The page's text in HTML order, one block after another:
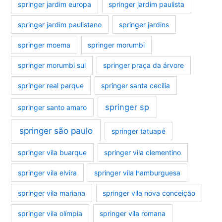
springer jardim europa springer jardim paulista
springer jardim paulistano springer jardins
springer moema springer morumbi
springer morumbi sul springer praça da árvore
springer real parque springer santa cecília
springer santo amaro springer sp
springer são paulo springer tatuapé
springer vila buarque springer vila clementino
springer vila elvira springer vila hamburguesa
springer vila mariana springer vila nova conceição
springer vila olímpia springer vila romana